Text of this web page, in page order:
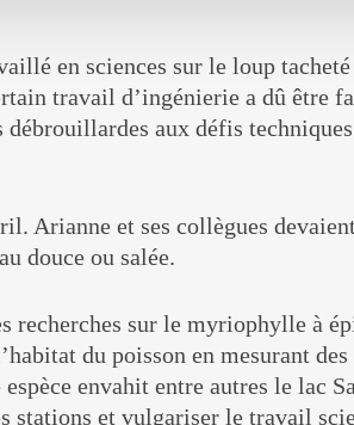
en sciences sur le loup
travail d’ingénierie a dû être
aux défis
Arianne et ses collègues
douce ou salée.
recherches sur le myriophylle à
du poisson en mesurant
envahit entre autres le lac
stations et vulgariser le travail